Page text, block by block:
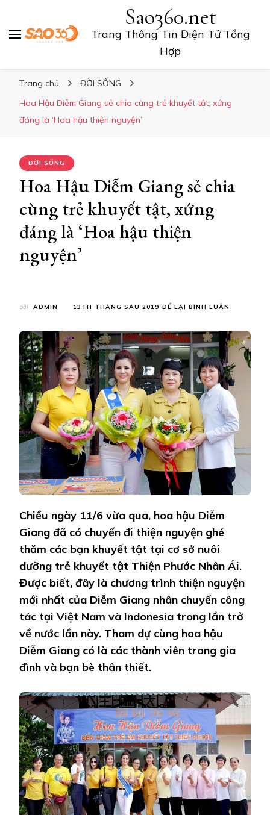
Sao360.net
Trang Thông Tin Điện Tử Tổng
Hợp
Trang chủ
ĐỜI SỐNG
Hoa Hậu Diễm Giang sẻ chia cùng trẻ khuyết tật, xứng
đáng là ‘Hoa hậu thiện nguyện’
ĐỜI SỐNG
Hoa Hậu Diễm Giang sẻ chia
cùng trẻ khuyết tật, xứng
đáng là ‘Hoa hậu thiện
nguyện’
bởi ADMIN 13TH THÁNG SÁU 2019 ĐỂ LẠI BÌNH LUẬN
DIỄM
GIANG
CHIA
CÙNG
TRẺ
KHUYẾT
TẬT,
XỨNG
ĐÁNG
LÀ
‘HOA
HẬU
THIỆN
NGUYỆN’
Chiều ngày 11/6 vừa qua, hoa hậu Diễm
Giang đã có chuyến đi thiện nguyện ghé
thăm các bạn khuyết tật tại cơ sở nuôi
dưỡng trẻ khuyết tật Thiện Phước Nhân Ái.
Được biết, đây là chương trình thiện nguyện
mới nhất của Diễm Giang nhân chuyến công
tác tại Việt Nam và Indonesia trong lần trở
về nước lần này. Tham dự cùng hoa hậu
Diễm Giang có là các thành viên trong gia
đình và bạn bè thân thiết.